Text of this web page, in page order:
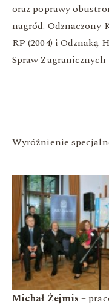
oraz poprawy
nagród. Odznaczony
RP (2004) i
Spraw Zagranicznych
Wyróżnienie
Michał Żejmis –